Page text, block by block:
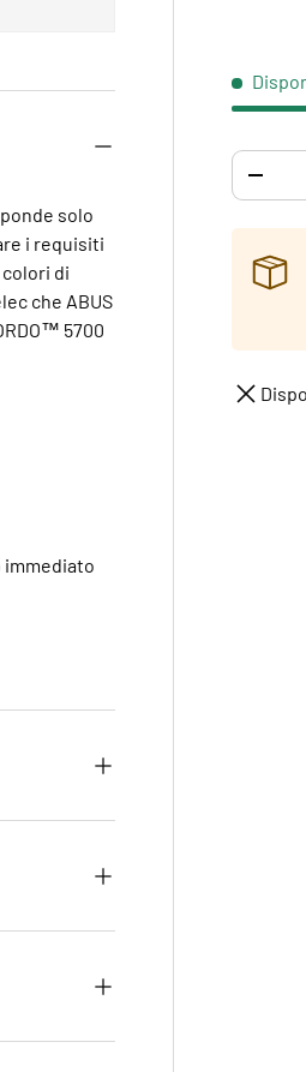
Q.tà
solo
i requisiti
di
che ABUS
5700
immediato